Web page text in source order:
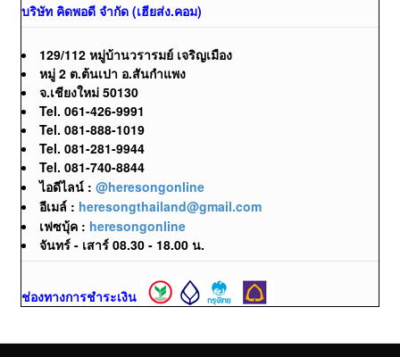
บริษัท คิดพอดี จำกัด (เฮียส่ง.คอม)
129/112 หมู่บ้านวรารมย์ เจริญเมือง
หมู่ 2 ต.ต้นเปา อ.สันกำแพง
จ.เชียงใหม่ 50130
Tel. 061-426-9991
Tel. 081-888-1019
Tel. 081-281-9944
Tel. 081-740-8844
ไอดีไลน์ : @heresongonline
อีเมล์ : heresongthailand@gmail.com
เฟซบุ้ค : heresongonline
จันทร์ - เสาร์ 08.30 - 18.00 น.
ช่องทางการชำระเงิน